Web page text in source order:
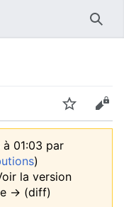
Suivre
01:03 par
)
la version
→ (diff)